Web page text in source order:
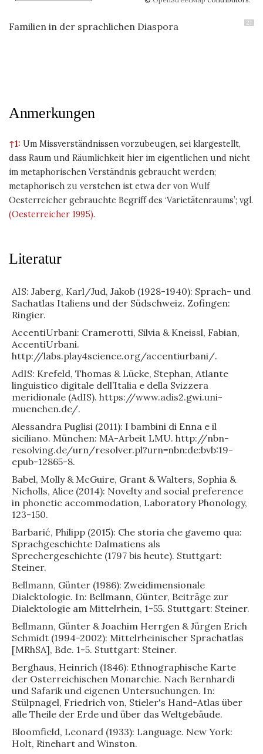
21
Familien in der sprachlichen Diaspora
Anmerkungen
↑1: Um Missverständnissen vorzubeugen, sei klargestellt,
dass Raum und Räumlichkeit hier im eigentlichen und nicht
im metaphorischen Verständnis gebraucht werden;
metaphorisch zu verstehen ist etwa der von Wulf
Oesterreicher gebrauchte Begriff des ‘Varietätenraums’; vgl.
(Oesterreicher 1995).
Literatur
AIS: Jaberg, Karl/Jud, Jakob (1928-1940): Sprach- und
Sachatlas Italiens und der Südschweiz. Zofingen:
Ringier.
AccentiUrbani: Cramerotti, Silvia & Kneissl, Fabian,
AccentiUrbani.
http://labs.play4science.org/accentiurbani/.
AdIS: Krefeld, Thomas & Lücke, Stephan, Atlante
linguistico digitale dell’Italia e della Svizzera
meridionale (AdIS). https://www.adis2.gwi.uni-
muenchen.de/.
Alessandra Puglisi (2011): I bambini di Enna e il
siciliano. München: MA-Arbeit LMU. http://nbn-
resolving.de/urn/resolver.pl?urn=nbn:de:bvb:19-
epub-12865-8.
Babel, Molly & McGuire, Grant & Walters, Sophia &
Nicholls, Alice (2014): Novelty and social preference
in phonetic accommodation, Laboratory Phonology,
123-150.
Barbarić, Philipp (2015): Che storia che gavemo qua:
Sprachgeschichte Dalmatiens als
Sprechergeschichte (1797 bis heute). Stuttgart:
Steiner.
Bellmann, Günter (1986): Zweidimensionale
Dialektologie. In: Bellmann, Günter, Beiträge zur
Dialektologie am Mittelrhein, 1-55. Stuttgart: Steiner.
Bellmann, Günter & Joachim Herrgen & Jürgen Erich
Schmidt (1994-2002): Mittelrheinischer Sprachatlas
[MRhSA], Bde. 1-5. Stuttgart: Steiner.
Berghaus, Heinrich (1846): Ethnographische Karte
der Osterreichischen Monarchie. Nach Bernhardi
und Safarik und eigenen Untersuchungen. In:
Stülpnagel, Friedrich von, Stieler's Hand-Atlas über
alle Theile der Erde und über das Weltgebäude.
Bloomfield, Leonard (1933): Language. New York:
Holt, Rinehart and Winston.